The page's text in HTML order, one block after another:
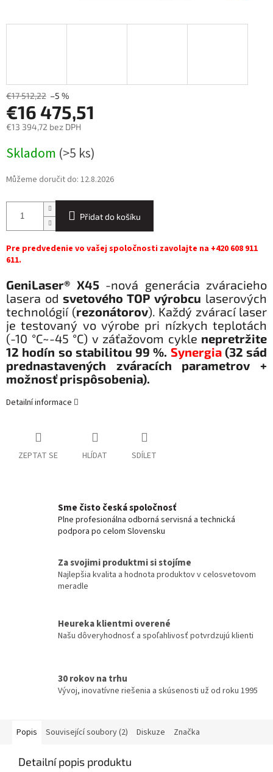
€17 512,22 –5 %
€16 475,51
€13 394,72 bez DPH
cena:
Skladom (>5 ks)
Můžeme doručit do: 12.8.2026
Přidat do košíku
Pre predvedenie vo vašej spoločnosti zavolajte na +420 608 911
611.
GeniLaser® X45 -nová generácia zváracieho
lasera od svetového TOP výrobcu laserových
technológií (rezonátorov). Každý zvárací laser
je testovaný vo výrobe pri nízkych teplotách
(-10 °C~-45 °C) v záťažovom cykle nepretržite
12 hodín so stabilitou 99 %. Synergia (32 sád
prednastavených zváracích parametrov +
možnosť prispôsobenia).
Detailní informace
ZEPTAT SE HLÍDAT SDÍLET
Sme čisto česká spoločnosť
Plne profesionálna odborná servisná a technická
podpora po celom Slovensku
Za svojimi produktmi si stojíme
Najlepšia kvalita a hodnota produktov v celosvetovom
meradle
Heureka klientmi overené
Našu dôveryhodnosť a spoľahlivosť potvrdzujú klienti
30 rokov na trhu
Vývoj, inovatívne riešenia a skúsenosti už od roku 1995
Popis Související soubory (2) Diskuze Značka
Detailní popis produktu